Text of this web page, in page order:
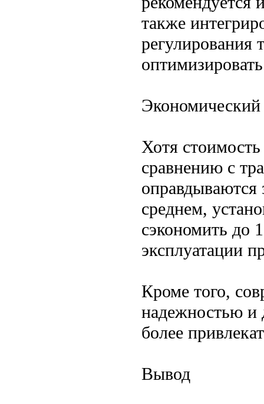
также
регулирования
Хотя
сравнению с
оправдываются
среднем,
сэкономить до
эксплуатации
Кроме того,
надежностью и
более
Вывод